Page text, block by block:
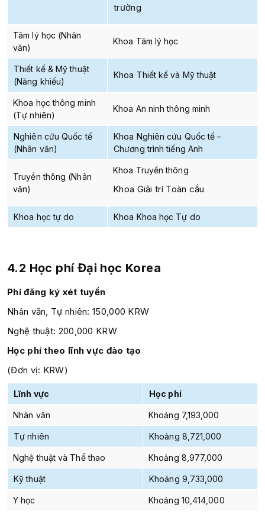
trường
Tâm lý học (Nhân
văn)
Khoa Tâm lý học
Thiết kế & Mỹ thuật
(Năng khiếu)
Khoa Thiết kế và Mỹ thuật
Khoa học thông minh
(Tự nhiên)
Khoa An ninh thông minh
Nghiên cứu Quốc tế
(Nhân văn)
Khoa Nghiên cứu Quốc tế –
Chương trình tiếng Anh
Truyền thông (Nhân
văn)
Khoa Truyền thông
Khoa Giải trí Toàn cầu
Khoa học tự do Khoa Khoa học Tự do
4.2 Học phí Đại học Korea
Phí đăng ký xét tuyển
Nhân văn, Tự nhiên: 150,000 KRW
Nghệ thuật: 200,000 KRW
Học phí theo lĩnh vực đào tạo
(Đơn vị: KRW)
Lĩnh vực Học phí
Nhân văn Khoảng 7,193,000
Tự nhiên Khoảng 8,721,000
Nghệ thuật và Thể thao Khoảng 8,977,000
Kỹ thuật Khoảng 9,733,000
Y học Khoảng 10,414,000